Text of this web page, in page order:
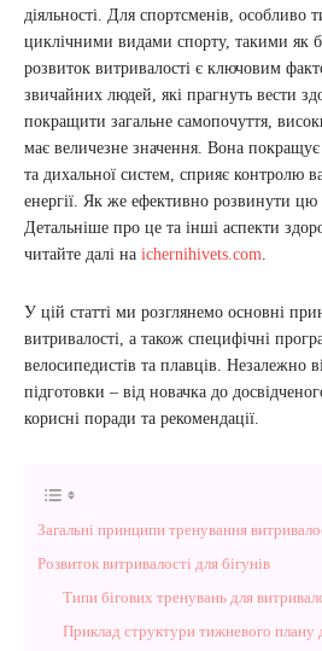
діяльності. Для спортсменів, особливо
циклічними видами спорту, такими як
розвиток витривалості є ключовим
звичайних людей, які прагнуть вести
покращити загальне самопочуття,
має величезне значення. Вона
та дихальної систем, сприяє контролю
енергії. Як же ефективно розвинути цю
Детальніше про це та інші аспекти
читайте далі на ichernihivets.com.
У цій статті ми розглянемо основні
витривалості, а також специфічні
велосипедистів та плавців. Незалежно
підготовки – від новачка до
корисні поради та рекомендації.
Загальні принципи тренування
Розвиток витривалості для бігунів
Типи бігових тренувань для
Приклад структури тижневого плану